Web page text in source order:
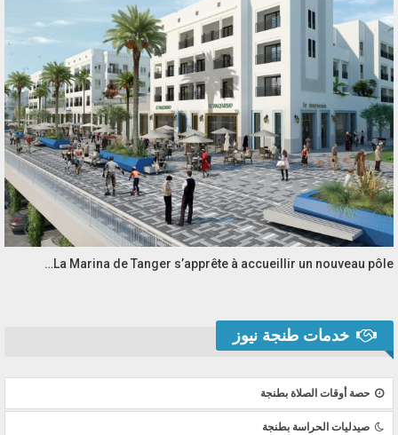
La Marina de Tanger s’apprête à accueillir un nouveau pôle…
خدمات طنجة نيوز
حصة أوقات الصلاة بطنجة
صيدليات الحراسة بطنجة